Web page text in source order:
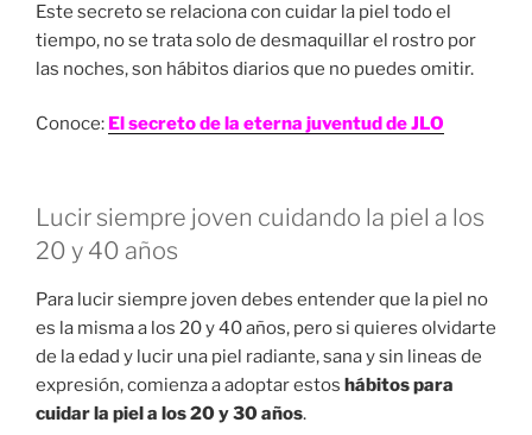
Este secreto se relaciona con cuidar la piel todo el
tiempo, no se trata solo de desmaquillar el rostro por
las noches, son hábitos diarios que no puedes omitir.
Conoce: El secreto de la eterna juventud de JLO
Lucir siempre joven cuidando la piel a los
20 y 40 años
Para lucir siempre joven debes entender que la piel no
es la misma a los 20 y 40 años, pero si quieres olvidarte
de la edad y lucir una piel radiante, sana y sin lineas de
expresión, comienza a adoptar estos hábitos para
cuidar la piel a los 20 y 30 años.